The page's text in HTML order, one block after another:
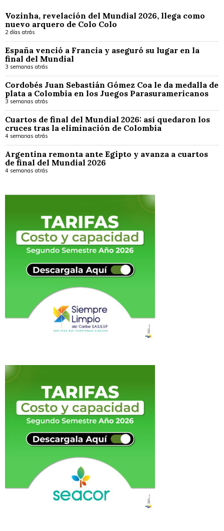
Vozinha, revelación del Mundial 2026, llega como
nuevo arquero de Colo Colo
2 días atrás
España venció a Francia y aseguró su lugar en la
final del Mundial
3 semanas atrás
Cordobés Juan Sebastián Gómez Coa le da medalla de
plata a Colombia en los Juegos Parasuramericanos
3 semanas atrás
Cuartos de final del Mundial 2026: así quedaron los
cruces tras la eliminación de Colombia
4 semanas atrás
Argentina remonta ante Egipto y avanza a cuartos
de final del Mundial 2026
4 semanas atrás